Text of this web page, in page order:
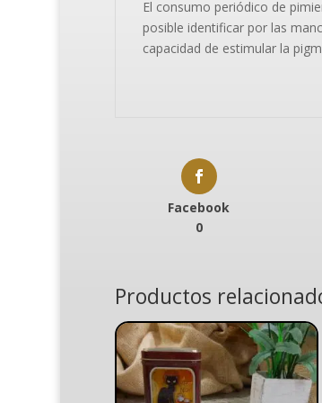
El consumo periódico de
posible identificar por las
capacidad de estimular la
Facebook
0
Productos